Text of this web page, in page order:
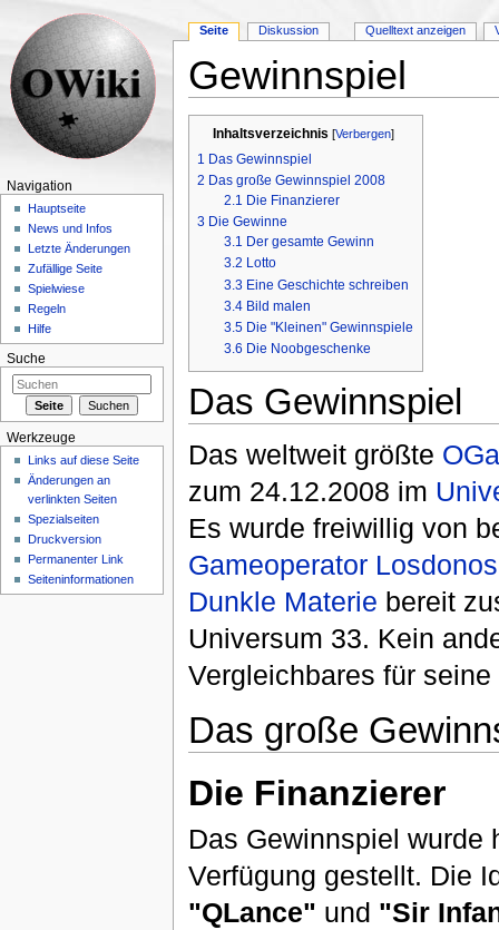
Gewinnspiel
Inhaltsverzeichnis [Verbergen]
1 Das Gewinnspiel
2 Das große Gewinnspiel 2008
2.1 Die Finanzierer
3 Die Gewinne
3.1 Der gesamte Gewinn
3.2 Lotto
3.3 Eine Geschichte schreiben
3.4 Bild malen
3.5 Die "Kleinen" Gewinnspiele
3.6 Die Noobgeschenke
Das Gewinnspiel
Das weltweit größte
zum 24.12.2008 im
Es wurde freiwillig von
Gameoperator Losdonos
Dunkle Materie bereit
Universum 33. Kein
Vergleichbares für
Das große
Die Finanzierer
Das Gewinnspiel
Verfügung gestellt. Die
"QLance" und "Sir
Seite Diskussion Quelltext anzeigen
Navigation
Hauptseite
News und Infos
Letzte Änderungen
Zufällige Seite
Spielwiese
Regeln
Hilfe
Suche
Werkzeuge
Links auf diese Seite
Änderungen an
verlinkten Seiten
Spezialseiten
Druckversion
Permanenter Link
Seiteninformationen